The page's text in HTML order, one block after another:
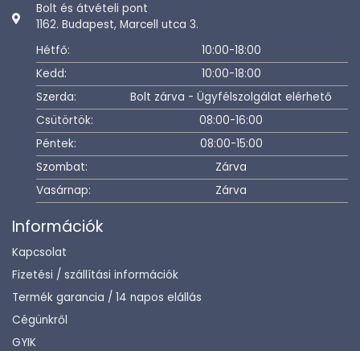
Bolt és átvételi pont
1162. Budapest, Marcell utca 3.
Hétfő:
10:00-18:00
Kedd:
10:00-18:00
Szerda:
Bolt zárva - Ügyfélszolgálat elérhető
Csütörtök:
08:00-16:00
Péntek:
08:00-15:00
Szombat:
Zárva
Vasárnap:
Zárva
Információk
Kapcsolat
Fizetési / szállítási információk
Termék garancia / 14 napos elállás
Cégünkről
GYIK